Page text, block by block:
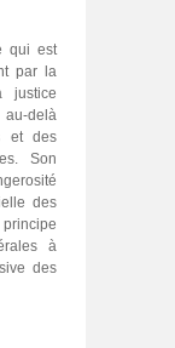
qui est
par la
justice
et des
Son
des
à
des